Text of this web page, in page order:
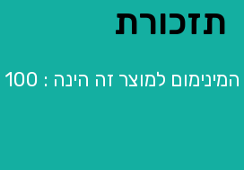
תזכורת
למוצר זה הינה : 100 יחידות